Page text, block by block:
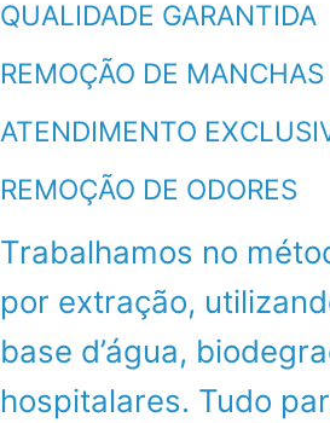
QUALIDADE GARANTIDA
REMOÇÃO DE MANCHAS
ATENDIMENTO
REMOÇÃO DE ODORES
Trabalhamos no
por extração,
base d’água,
hospitalares. Tudo